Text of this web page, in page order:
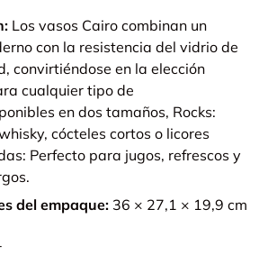
Los vasos Cairo combinan un
con la resistencia del vidrio de
convirtiéndose en la elección
cualquier tipo de
en dos tamaños, Rocks:
cócteles cortos o licores
Perfecto para jugos, refrescos y
del empaque: 36 × 27,1 × 19,9 cm